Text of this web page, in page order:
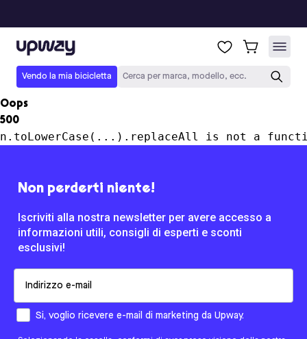
Upway
Vendo la mia bicicletta Cerca per marca, modello, ecc.
Oops
500
n.toLowerCase(...).replaceAll is not a
Non perderti niente!
Iscriviti alla nostra newsletter per avere accesso a
informazioni utili, consigli di esperti e sconti
esclusivi!
Come preferisci essere contattato/a?
Si, voglio ricevere e-mail di marketing da Upway.